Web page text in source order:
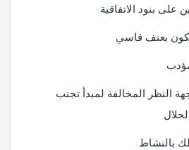
على بنود الاتفاقية
بعنف قاسي
النظر المخالفة لمبدأ تجنب
بالنشاط